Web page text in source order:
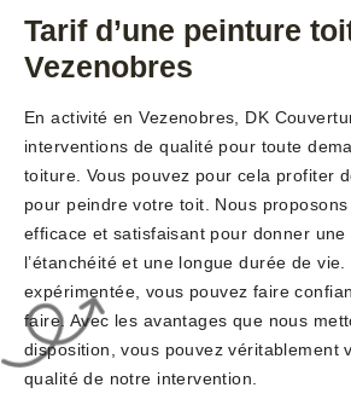
Tarif d’une peinture
Vezenobres
En activité en Vezenobres, DK
interventions de qualité pour toute
toiture. Vous pouvez pour cela profiter
pour peindre votre toit. Nous
efficace et satisfaisant pour donner une
l’étanchéité et une longue durée de
expérimentée, vous pouvez faire
faire. Avec les avantages que nous
disposition, vous pouvez véritablement
qualité de notre intervention.